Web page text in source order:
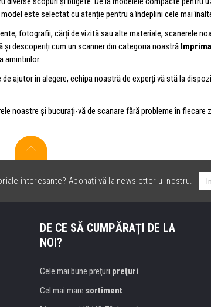
este selectat cu atenție pentru a îndeplini cele mai
fotografii, cărți de vizită sau alte materiale, scanerele
și descoperiți cum un scanner din categoria noastră
amintirilor.
ajutor în alegere, echipa noastră de experți vă stă la
noastre și bucurați-vă de scanare fără probleme în fiecare
interesante? Abonați-vă la newsletter-ul nostru.
DE CE SĂ CUMPĂRAȚI DE LA
NOI?
Cele mai bune preţuri preţuri
Cel mai mare sortiment